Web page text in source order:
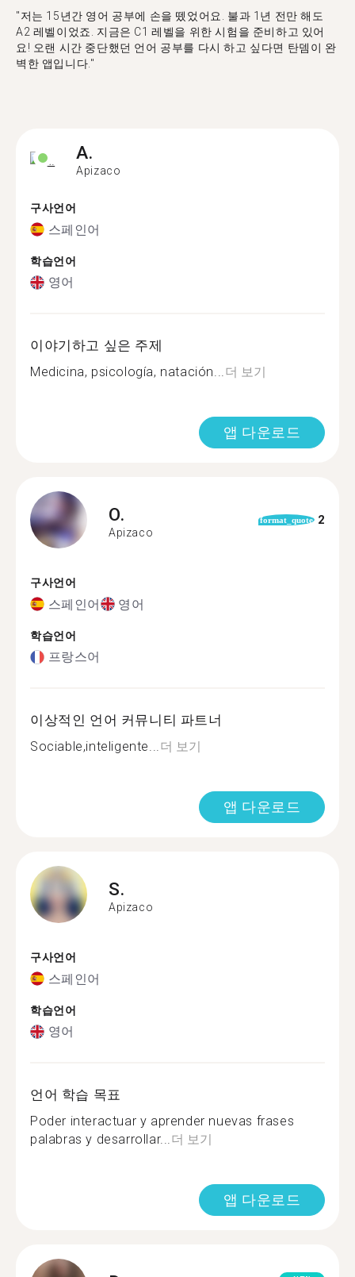
"저는 15년간 영어 공부에 손을 뗐었어요. 불과 1년 전만 해도
A2 레벨이었죠. 지금은 C1 레벨을 위한 시험을 준비하고 있어
요! 오랜 시간 중단했던 언어 공부를 다시 하고 싶다면 탄뎀이 완
벽한 앱입니다."
A.
Apizaco
구사언어
스페인어
학습언어
영어
이야기하고 싶은 주제
Medicina, psicología, natación...더 보기
앱 다운로드
O.
Apizaco
format_quote 2
구사언어
스페인어 영어
학습언어
프랑스어
이상적인 언어 커뮤니티 파트너
Sociable,inteligente...더 보기
앱 다운로드
S.
Apizaco
구사언어
스페인어
학습언어
영어
언어 학습 목표
Poder interactuar y aprender nuevas frases
palabras y desarrollar...더 보기
앱 다운로드